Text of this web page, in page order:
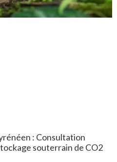
: Consultation
souterrain de CO2